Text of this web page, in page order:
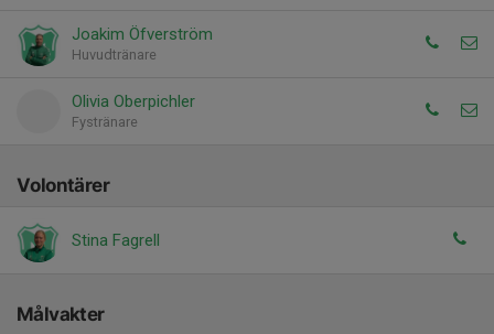
Joakim Öfverström
Huvudtränare
Olivia Oberpichler
Fystränare
Volontärer
Stina Fagrell
Målvakter